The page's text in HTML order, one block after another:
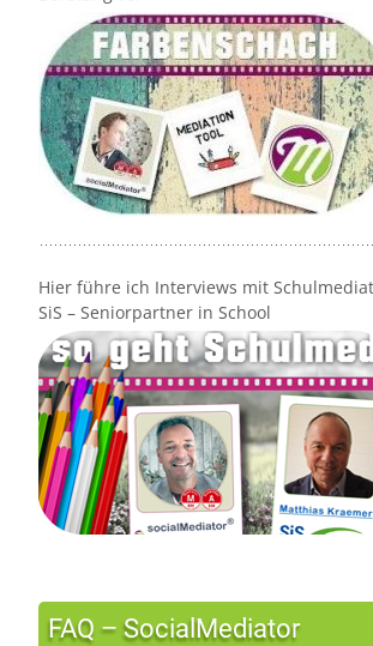
Hier führe ich Interviews mit
SiS – Seniorpartner in School
FAQ – SocialMediator